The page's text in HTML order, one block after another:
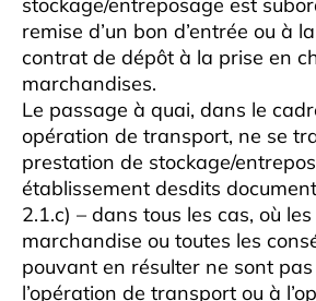
remise d’un bon d’entrée ou à
contrat de dépôt à la prise en
marchandises.
Le passage à quai, dans le
opération de transport, ne se
prestation de stockage/
établissement desdits
2.1.c) – dans tous les cas, où
marchandise ou toutes les
pouvant en résulter ne sont
l’opération de transport ou à